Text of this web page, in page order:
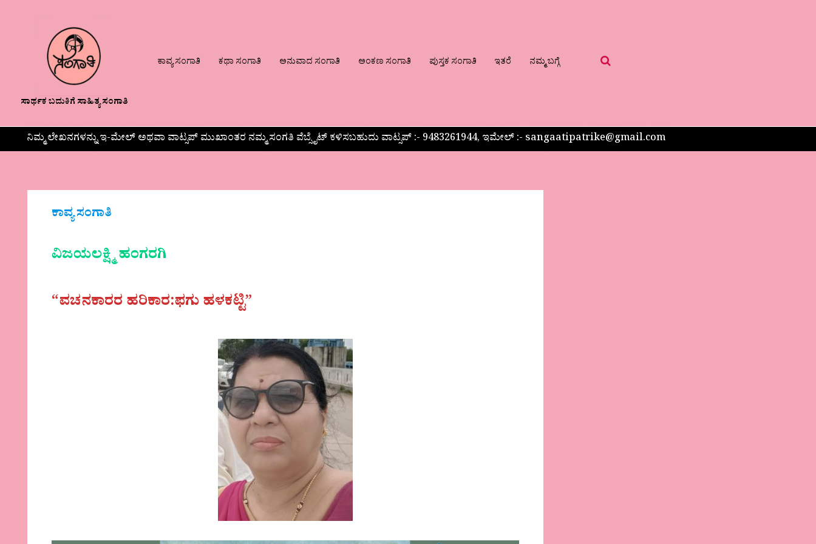
ಸಾರ್ಥಕ ಬದುಕಿಗೆ ಸಾಹಿತ್ಯ ಸಂಗಾತಿ
ಕಾವ್ಯ ಸಂಗಾತಿ ಕಥಾ ಸಂಗಾತಿ ಅನುವಾದ ಸಂಗಾತಿ ಅಂಕಣ ಸಂಗಾತಿ ಪುಸ್ತಕ ಸಂಗಾತಿ ಇತರೆ ನಮ್ಮ ಬಗ್ಗೆ
ನಿಮ್ಮ ಲೇಖನಗಳನ್ನು ಇ-ಮೇಲ್ ಅಥವಾ ವಾಟ್ಸಪ್ ಮುಖಾಂತರ ನಮ್ಮ ಸಂಗತಿ ವೆಬ್ಸೈಟ್ ಕಳಿಸಬಹುದು ವಾಟ್ಸಪ್‌ :- 9483261944, ಇಮೇಲ್ :- sangaatipatrike@gmail.com
ಕಾವ್ಯ ಸಂಗಾತಿ
ವಿಜಯಲಕ್ಷ್ಮಿ ಹಂಗರಗಿ
“ವಚನಕಾರರ ಹರಿಕಾರ:ಫಗು ಹಳಕಟ್ಟಿ”